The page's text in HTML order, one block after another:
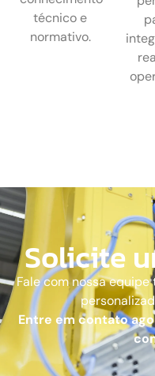
técnico e
normativo.
Solicite
Fale com nossa
Entre em contato